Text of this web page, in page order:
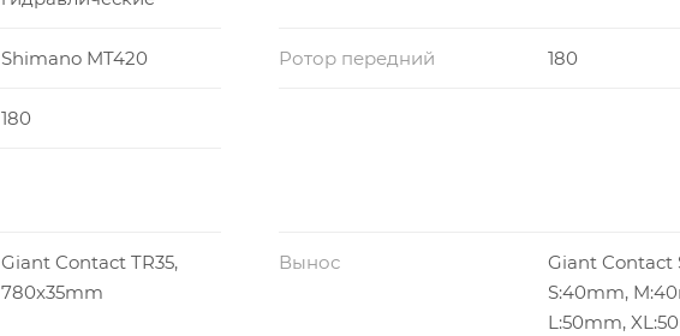
Shimano MT420 Ротор передний 180
180
Giant Contact TR35,
780x35mm
Вынос
Giant Contact
S:40mm,
L:50mm,